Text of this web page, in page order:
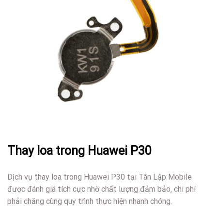
Thay loa trong Huawei P30
Dịch vụ thay loa trong Huawei P30 tại Tân Lập Mobile
được đánh giá tích cực nhờ chất lượng đảm bảo, chi phí
phải chăng cùng quy trình thực hiện nhanh chóng.